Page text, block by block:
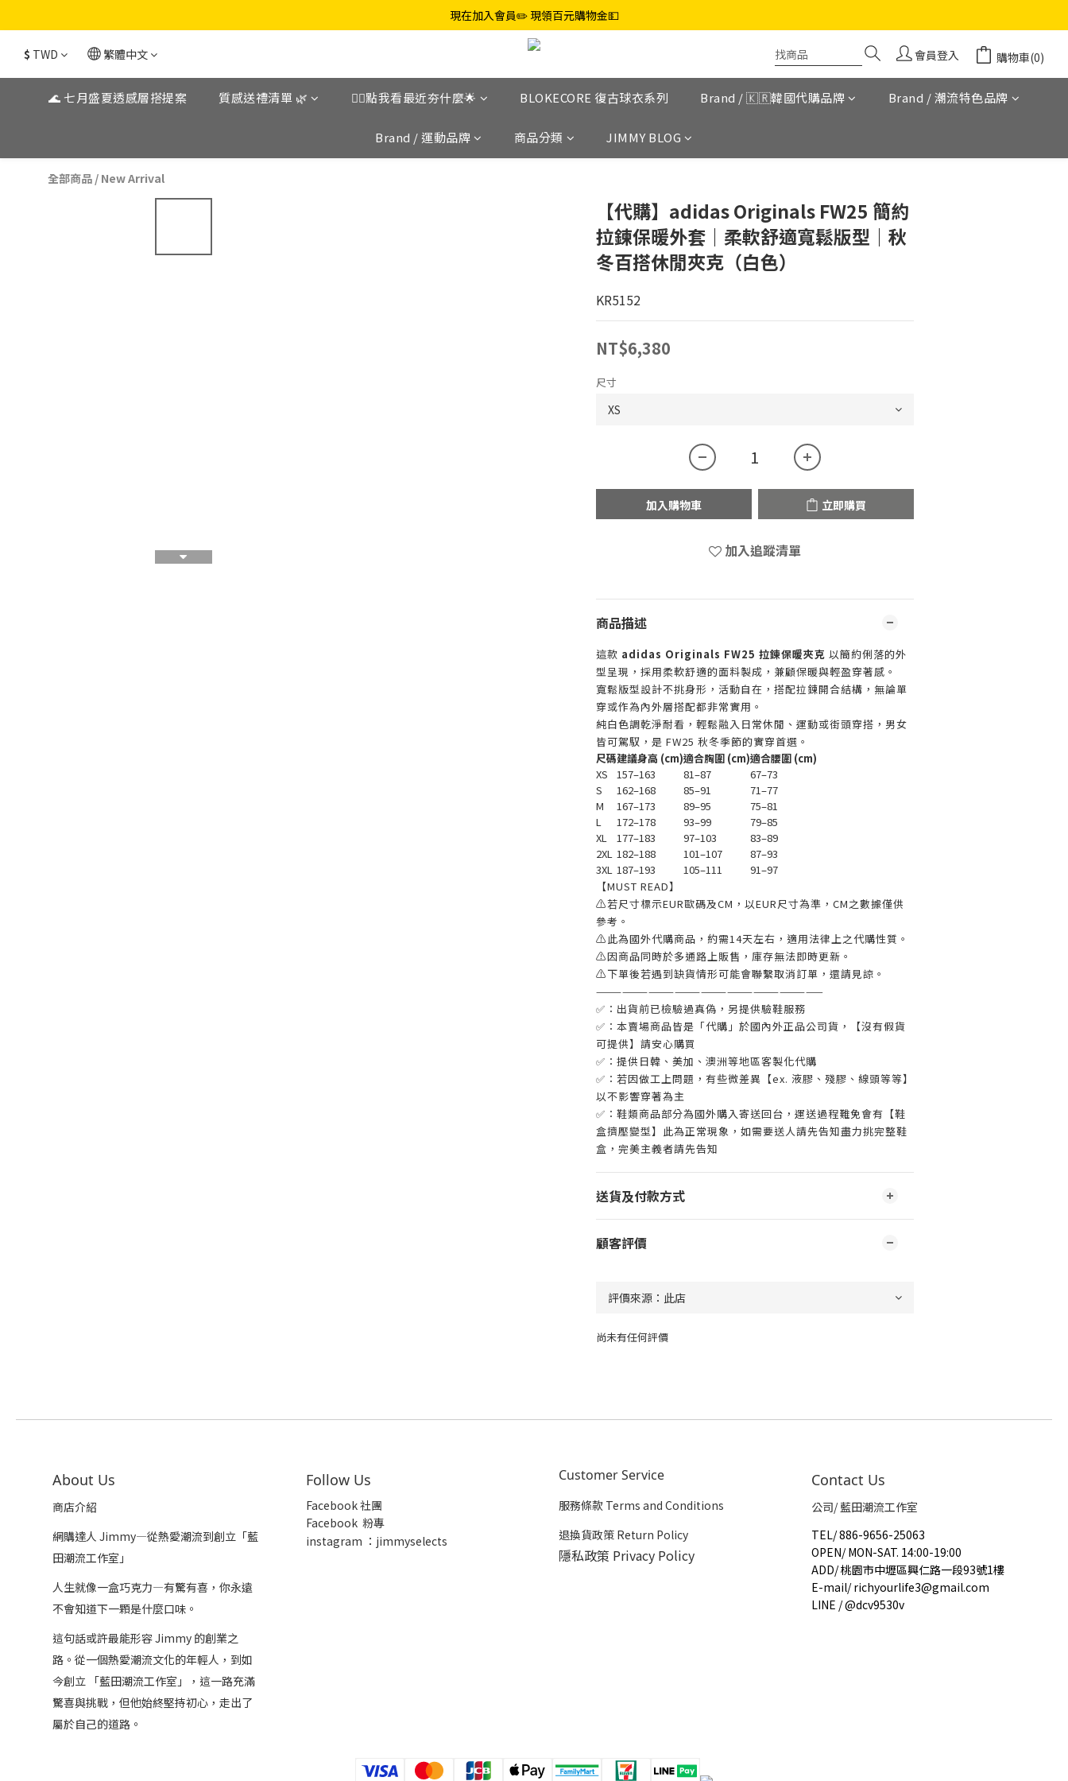
現在加入會員✏️ 現領百元購物金💵
$ TWD 繁體中文 會員登入 購物車(0)
🌊 七月盛夏透感層搭提案 質感送禮清單 🌿 👉🏼點我看最近夯什麼🌟 BLOKECORE 復古球衣系列 Brand / 🇰🇷韓國代購品牌 Brand / 潮流特色品牌
Brand / 運動品牌 商品分類 JIMMY BLOG
全部商品 / New Arrival
【代購】adidas Originals FW25 簡約
拉鍊保暖外套｜柔軟舒適寬鬆版型｜秋
冬百搭休閒夾克（白色）
KR5152
NT$6,380
尺寸
加入購物車 立即購買
加入追蹤清單
商品描述
這款 adidas Originals FW25 拉鍊保暖夾克 以簡約俐落的外
型呈現，採用柔軟舒適的面料製成，兼顧保暖與輕盈穿著感。
寬鬆版型設計不挑身形，活動自在，搭配拉鍊開合結構，無論單
穿或作為內外層搭配都非常實用。
純白色調乾淨耐看，輕鬆融入日常休閒、運動或街頭穿搭，男女
皆可駕馭，是 FW25 秋冬季節的實穿首選。
尺碼建議身高 (cm)適合胸圍 (cm)適合腰圍 (cm)
XS
157–163 81–87
67–73
S
162–168 85–91
71–77
M
167–173 89–95
75–81
L
172–178 93–99
79–85
XL
177–183 97–103
83–89
2XL 182–188 101–107
87–93
3XL 187–193 105–111
91–97
【MUST READ】
⚠若尺寸標示EUR歐碼及CM，以EUR尺寸為準，CM之數據僅供
參考。
⚠此為國外代購商品，約需14天左右，適用法律上之代購性質。
⚠因商品同時於多通路上販售，庫存無法即時更新。
⚠下單後若遇到缺貨情形可能會聯繫取消訂單，還請見諒。
——————————————————————————
✅：出貨前已檢驗過真偽，另提供驗鞋服務
✅：本賣場商品皆是「代購」於國內外正品公司貨，【沒有假貨
可提供】請安心購買
✅：提供日韓、美加、澳洲等地區客製化代購
✅：若因做工上問題，有些微差異【ex. 液膠、殘膠、線頭等等】
以不影響穿著為主
✅：鞋類商品部分為國外購入寄送回台，運送過程難免會有【鞋
盒擠壓變型】此為正常現象，如需要送人請先告知盡力挑完整鞋
盒，完美主義者請先告知
送貨及付款方式
顧客評價
尚未有任何評價
About Us
商店介紹
網購達人 Jimmy—從熱愛潮流到創立「藍
田潮流工作室」
人生就像一盒巧克力—有驚有喜，你永遠
不會知道下一顆是什麼口味。
這句話或許最能形容 Jimmy 的創業之
路。從一個熱愛潮流文化的年輕人，到如
今創立 「藍田潮流工作室」，這一路充滿
驚喜與挑戰，但他始終堅持初心，走出了
屬於自己的道路。
Follow Us
Facebook 社團
Facebook 粉專
instagram ：jimmyselects
Customer Service
服務條款 Terms and Conditions
退換貨政策 Return Policy
隱私政策 Privacy Policy
Contact Us
公司/ 藍田潮流工作室
TEL/886-9656-25063
OPEN/ MON-SAT. 14:00-19:00
ADD/桃園市中壢區興仁路一段93號1樓
E-mail/richyourlife3@gmail.com
LINE / @dcv9530v